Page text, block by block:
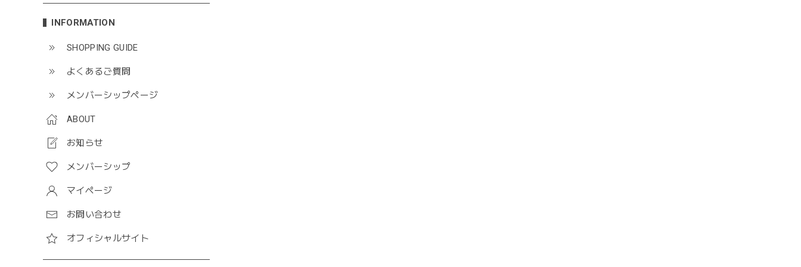
INFORMATION
SHOPPING GUIDE
よくあるご質問
メンバーシップページ
ABOUT
お知らせ
メンバーシップ
マイページ
お問い合わせ
オフィシャルサイト